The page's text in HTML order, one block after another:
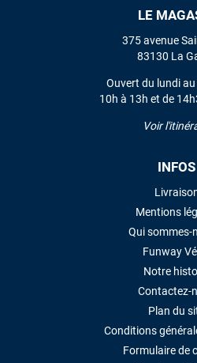
LE
375 avenue
83130 La
Ouvert du lundi
10h à 13h et de
Voir
INFOS
Mentions
Qui sommes-
Funway
Notre
Contactez-
Plan du
Conditions
Formulaire de
VOIR TOUS